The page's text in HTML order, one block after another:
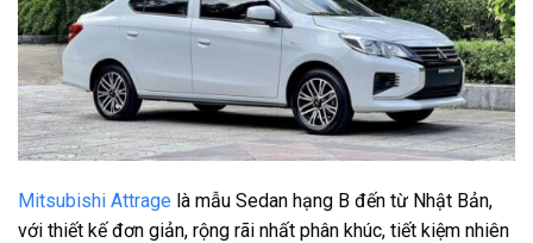
Mitsubishi Attrage là mẫu Sedan hạng B đến từ Nhật Bản,
với thiết kế đơn giản, rộng rãi nhất phân khúc, tiết kiệm nhiên